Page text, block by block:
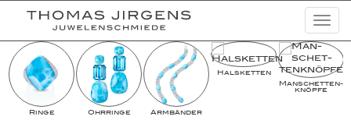
Schmuckkreationen
Highlights
Ringe Ohrringe Armbänder
Halsketten
Man­schet­ten­­
knöpfe